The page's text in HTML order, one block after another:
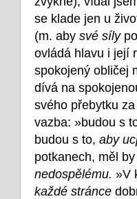
se klade jen u
(m. aby své síly
ovládá hlavu i její
spokojený obličej
dívá na
svého přebytku
vazba: »budou s
budou s to, aby
potkanech, měl
nedospělému. »V
každé stránce